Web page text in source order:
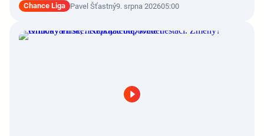
Chance Liga Pavel Šťastný9. srpna 202605:00